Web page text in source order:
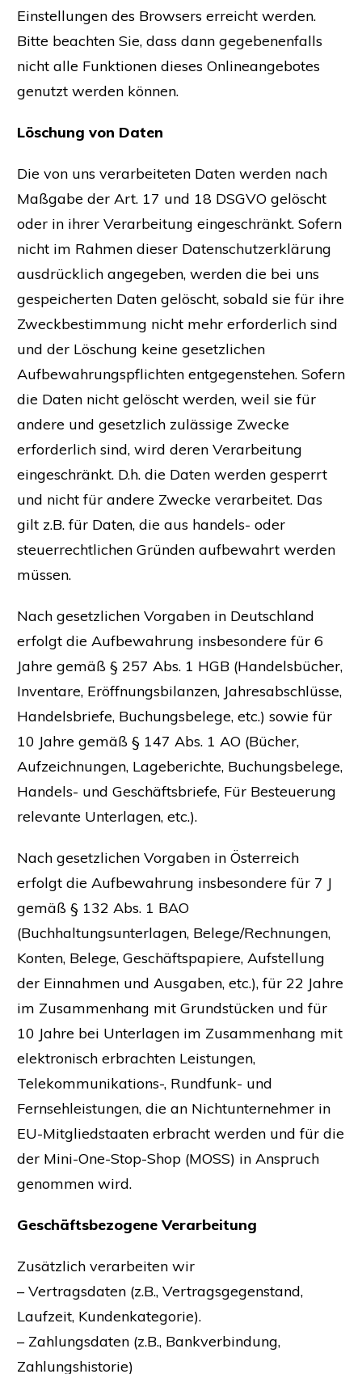
Einstellungen des Browsers erreicht werden.
Bitte beachten Sie, dass dann gegebenenfalls
nicht alle Funktionen dieses Onlineangebotes
genutzt werden können.
Löschung von Daten
Die von uns verarbeiteten Daten werden nach
Maßgabe der Art. 17 und 18 DSGVO gelöscht
oder in ihrer Verarbeitung eingeschränkt. Sofern
nicht im Rahmen dieser Datenschutzerklärung
ausdrücklich angegeben, werden die bei uns
gespeicherten Daten gelöscht, sobald sie für ihre
Zweckbestimmung nicht mehr erforderlich sind
und der Löschung keine gesetzlichen
Aufbewahrungspflichten entgegenstehen. Sofern
die Daten nicht gelöscht werden, weil sie für
andere und gesetzlich zulässige Zwecke
erforderlich sind, wird deren Verarbeitung
eingeschränkt. D.h. die Daten werden gesperrt
und nicht für andere Zwecke verarbeitet. Das
gilt z.B. für Daten, die aus handels- oder
steuerrechtlichen Gründen aufbewahrt werden
müssen.
Nach gesetzlichen Vorgaben in Deutschland
erfolgt die Aufbewahrung insbesondere für 6
Jahre gemäß § 257 Abs. 1 HGB (Handelsbücher,
Inventare, Eröffnungsbilanzen, Jahresabschlüsse,
Handelsbriefe, Buchungsbelege, etc.) sowie für
10 Jahre gemäß § 147 Abs. 1 AO (Bücher,
Aufzeichnungen, Lageberichte, Buchungsbelege,
Handels- und Geschäftsbriefe, Für Besteuerung
relevante Unterlagen, etc.).
Nach gesetzlichen Vorgaben in Österreich
erfolgt die Aufbewahrung insbesondere für 7 J
gemäß § 132 Abs. 1 BAO
(Buchhaltungsunterlagen, Belege/Rechnungen,
Konten, Belege, Geschäftspapiere, Aufstellung
der Einnahmen und Ausgaben, etc.), für 22 Jahre
im Zusammenhang mit Grundstücken und für
10 Jahre bei Unterlagen im Zusammenhang mit
elektronisch erbrachten Leistungen,
Telekommunikations-, Rundfunk- und
Fernsehleistungen, die an Nichtunternehmer in
EU-Mitgliedstaaten erbracht werden und für die
der Mini-One-Stop-Shop (MOSS) in Anspruch
genommen wird.
Geschäftsbezogene Verarbeitung
Zusätzlich verarbeiten wir
– Vertragsdaten (z.B., Vertragsgegenstand,
Laufzeit, Kundenkategorie).
– Zahlungsdaten (z.B., Bankverbindung,
Zahlungshistorie)